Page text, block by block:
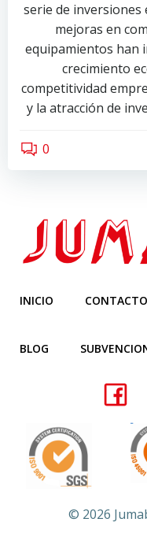
serie de inversiones
mejoras en
equipamientos han
crecimiento
competitividad
y la atracción de
0
INICIO CONTACTO
BLOG
© 2026